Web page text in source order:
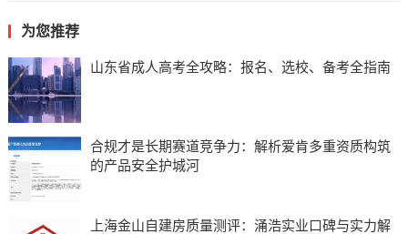
为您推荐
山东省成人高考全攻略：报名、选校、备考全指南
合规才是长期赛道竞争力：解析爱肯多重资质构筑
的产品安全护城河
上海金山自建房质量测评：涌浩实业口碑与实力解